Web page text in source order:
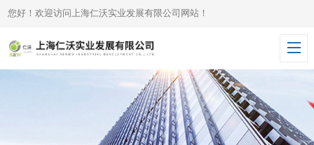
您好！欢迎访问上海仁沃实业发展有限公司网站！